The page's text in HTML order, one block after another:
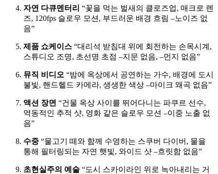
자연 다큐멘터리 “꽃을 먹는 벌새의 클로즈업, 매크로 렌
즈, 120fps 슬로우 모션, 부드러운 배경 흐림 –노이즈 없
음”
제품 쇼케이스 “대리석 받침대 위에 회전하는 손목시계,
스튜디오 조명, 초선명 초점 –지문 없음, –먼지 없음”
뮤직 비디오 “밤에 옥상에서 공연하는 가수, 배경에 도시
불빛, 핸드헬드 카메라, 생생한 색상 –마이크 왜곡 없음”
액션 장면 “건물 옥상 사이를 뛰어다니는 파쿠르 선수,
역동적인 추적 샷, 영화 같은 슬로우 모션 –이중 노출 없
음”
수중 “물고기 떼와 함께 수영하는 스쿠버 다이버, 물을
통해 필터링되는 자연 햇빛, 와이드 샷 –흐릿함 없음”
초현실주의 예술 “도시 스카이라인 위로 녹아내리는 거